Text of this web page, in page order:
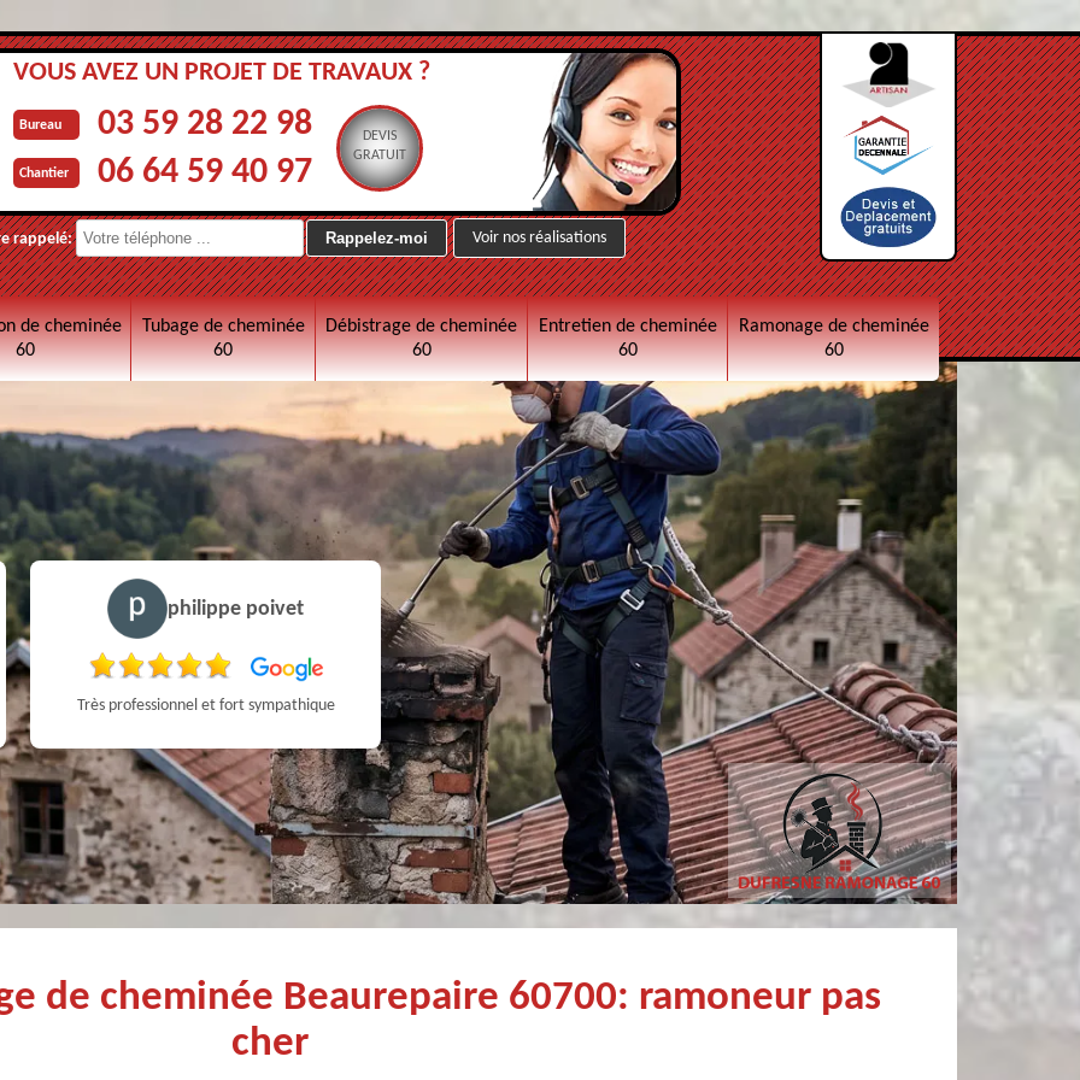
VOUS AVEZ UN PROJET DE TRAVAUX ?
Bureau 03 59 28 22 98
Chantier 06 64 59 40 97
DEVIS
GRATUIT
rappelé: Voir nos réalisations
de cheminée
60
Tubage de cheminée
60
Débistrage de cheminée
60
Entretien de cheminée
60
Ramonage de cheminée
60
philippe poivet
Très professionnel et fort sympathique
Pierre
Très bien !
sylvain bury
Très bon Professionnel Recommandé
de cheminée Beaurepaire 60700: ramoneur pas
cher